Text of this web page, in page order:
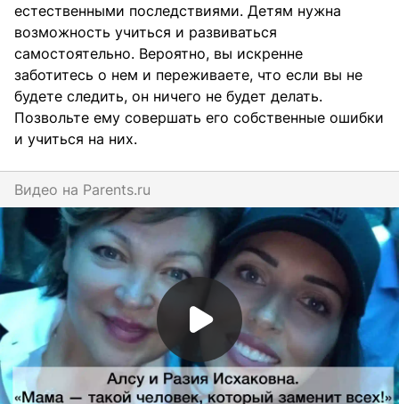
естественными последствиями. Детям нужна
возможность учиться и развиваться
самостоятельно. Вероятно, вы искренне
заботитесь о нем и переживаете, что если вы не
будете следить, он ничего не будет делать.
Позвольте ему совершать его собственные ошибки
и учиться на них.
Видео на parents.ru